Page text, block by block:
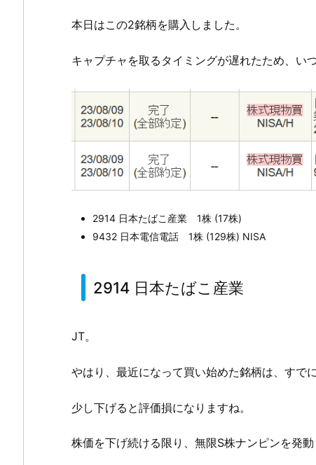
年
月
0
日
の
株
1.
1.
1
た
こ
業
本日はこの2銘柄を購入しました。
キャプチャを取るタイミングが遅れたため、い
2914 日本たばこ産業 1株 (17株)
9432 日本電信電話 1株 (129株) NISA
2914 日本たばこ産業
JT。
やはり、最近になって買い始めた銘柄は、すで
少し下げると評価損になりますね。
株価を下げ続ける限り、無限S株ナンピンを発動